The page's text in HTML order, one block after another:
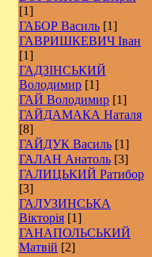
[1]
ГАБОР Василь [1]
ГАВРИШКЕВИЧ Іван
[1]
ГАДЗІНСЬКИЙ
Володимир [1]
ГАЙ Володимир [1]
ГАЙДАМАКА Наталя
[8]
ГАЙДУК Василь [1]
ГАЛАН Анатоль [3]
ГАЛИЦЬКИЙ Ратибор
[3]
ГАЛУЗИНСЬКА
Вікторія [1]
ГАНАПОЛЬСЬКИЙ
Матвій [2]